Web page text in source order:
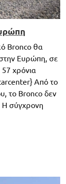
Bronco θα
στην Ευρώπη, σε
χρόνια
Από το
το Bronco δεν
Η σύγχρονη